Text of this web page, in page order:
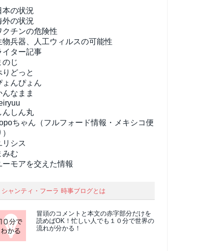
本の状況
外の状況
クチンの危険性
物兵器、人工ウィルスの可能性
イター記事
のじ
りどっと
ょんぴょん
んなまま
んしん丸
ちゃん（フルフォード情報・メキシコ便
リシス
みむ
ーモアを交えた情報
シャンティ・フーラ 時事ブログとは
冒頭のコメントと本文の赤字部分だけを
読めばOK！忙しい人でも１０分で世界の
流れが分かる！